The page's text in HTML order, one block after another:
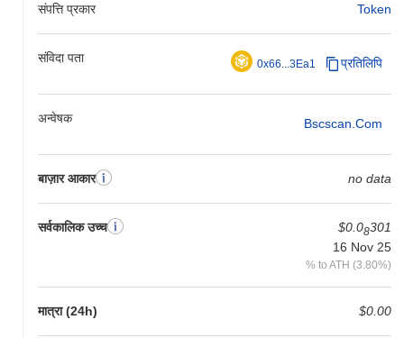
संपत्ति प्रकार Token
संविदा पता 0x66...3Ea1 प्रतिलिपि
अन्वेषक Bscscan.com
बाज़ार आकार no data
सर्वकालिक उच्च $0.08301
16 Nov 25
% to ATH (3.80%)
मात्रा (24h) $0.00